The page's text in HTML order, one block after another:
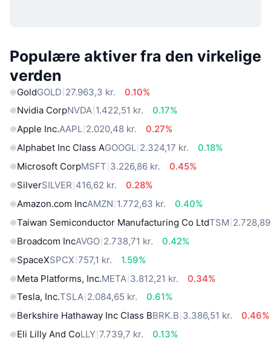
Populære aktiver fra den virkelige
verden
GoldGOLD 27.963,3 kr.
0.10%
Nvidia CorpNVDA 1.422,51 kr.
0.17%
Apple Inc.AAPL 2.020,48 kr.
0.27%
Alphabet Inc Class AGOOGL 2.324,17 kr.
0.18%
Microsoft CorpMSFT 3.226,86 kr.
0.45%
SilverSILVER 416,62 kr.
0.28%
Amazon.com IncAMZN 1.772,63 kr.
0.40%
Taiwan Semiconductor Manufacturing Co LtdTSM
Broadcom IncAVGO 2.738,71 kr.
0.42%
SpaceXSPCX 757,1 kr.
1.59%
Meta Platforms, Inc.META 3.812,21 kr.
0.34%
Tesla, Inc.TSLA 2.084,65 kr.
0.61%
Berkshire Hathaway Inc Class BBRK.B 3.386,51 kr.
0.46%
Eli Lilly And CoLLY 7.739,7 kr.
0.13%